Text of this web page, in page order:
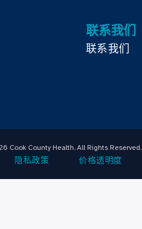
联系我们
联系我们
Cook County Health. All Rights Reserved.
隐私政策 价格透明度